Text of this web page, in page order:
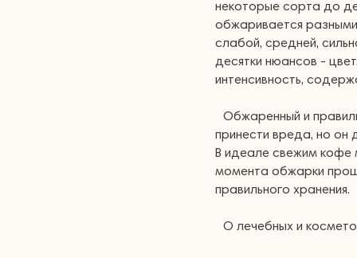
некоторые сорта до
обжаривается
слабой, средней,
десятки нюансов -
интенсивность,
Обжаренный и
принести вреда, но он
В идеале свежим кофе
момента обжарки
правильного хранения.
О лечебных и